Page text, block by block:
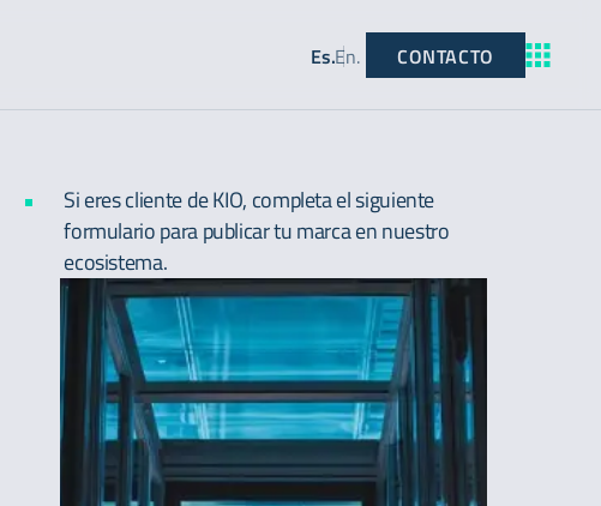
Es.En. CONTACTO
Si eres cliente de KIO, completa el siguiente
formulario para publicar tu marca en nuestro
ecosistema.